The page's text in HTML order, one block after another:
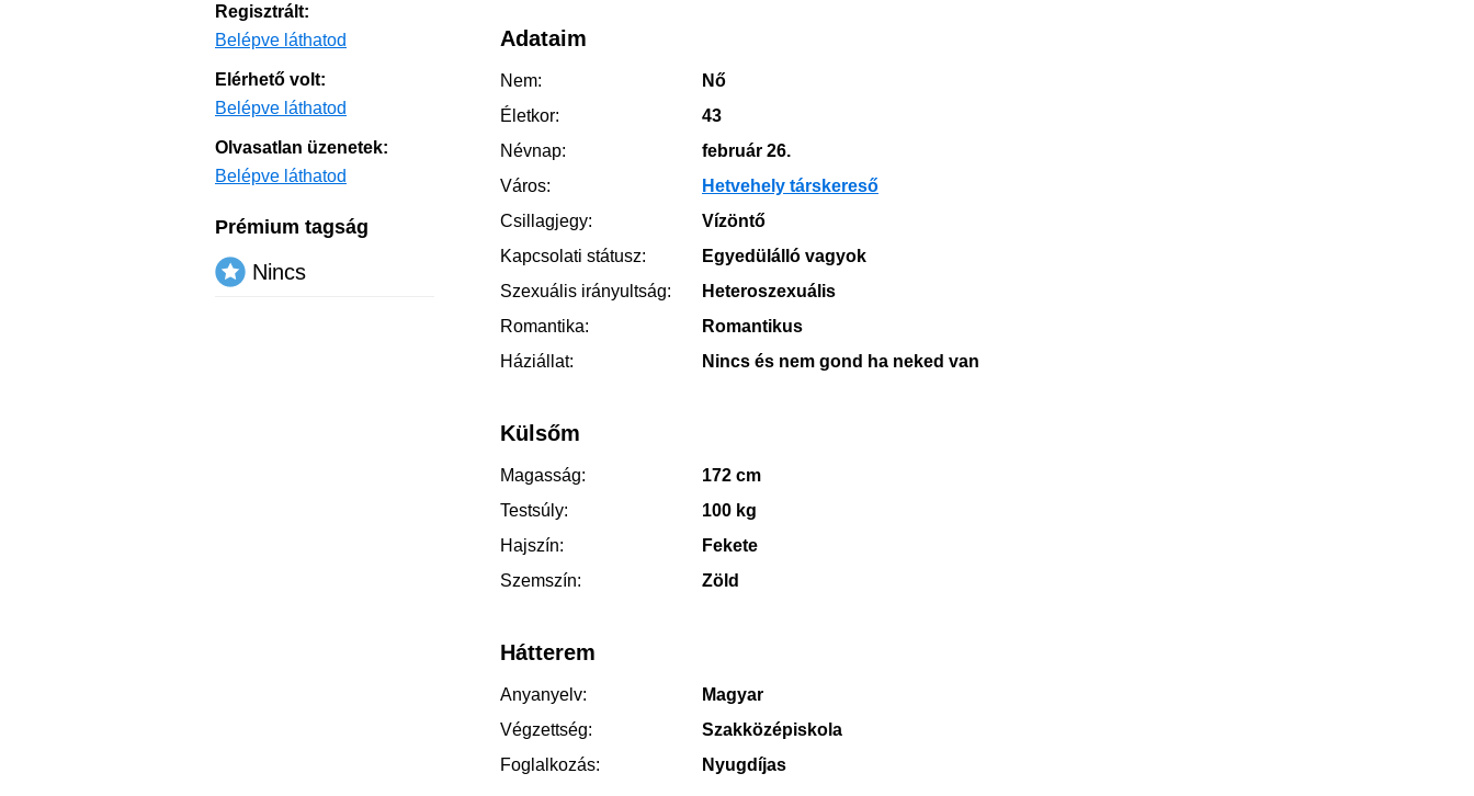
Adataim
Nem:
Nő
Életkor:
43
Névnap:
február 26.
Város:
Hetvehely társkereső
Csillagjegy:
Vízöntő
Kapcsolati státusz:
Egyedülálló vagyok
Szexuális irányultság:
Heteroszexuális
Romantika:
Romantikus
Háziállat:
Nincs és nem gond ha neked van
Külsőm
Magasság:
172 cm
Testsúly:
100 kg
Hajszín:
Fekete
Szemszín:
Zöld
Hátterem
Anyanyelv:
Magyar
Végzettség:
Szakközépiskola
Foglalkozás:
Nyugdíjas
Regisztrált:
Belépve láthatod
Elérhető volt:
Belépve láthatod
Olvasatlan üzenetek:
Belépve láthatod
Prémium tagság
Nincs